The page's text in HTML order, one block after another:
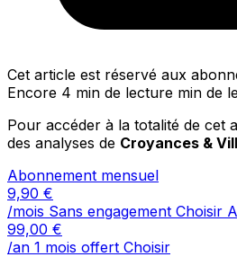
Cet article est réservé aux
Encore 4 min de lecture min de
Pour accéder à la totalité de cet
des analyses de Croyances &
Abonnement mensuel
9,90 €
/mois Sans engagement Choisir
99,00 €
/an 1 mois offert Choisir